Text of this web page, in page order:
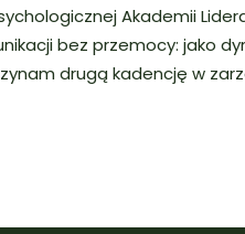
Akademii
bez przemocy: jako
drugą kadencję w